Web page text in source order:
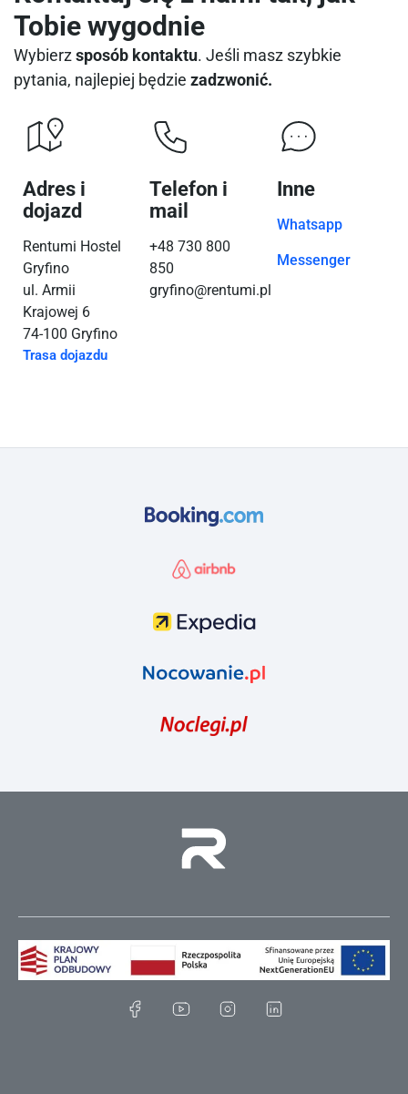
Tobie wygodnie
Wybierzsposób kontaktu. Jeśli masz szybkie
pytania, najlepiej będzie zadzwonić.
Adres i
dojazd
Rentumi Hostel
Gryfino
ul. Armii
Krajowej 6
74-100 Gryfino
Trasa dojazdu
Telefon i
mail
+48 730 800
850
gryfino@rentumi.pl
Inne
Whatsapp
Messenger